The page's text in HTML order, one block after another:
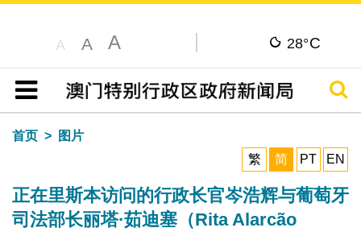
A A A 28°C
目录
搜寻
首页
图片
繁
简 PT EN
正在里斯本访问的行政长官岑浩辉与葡萄牙
司法部长丽塔·茹迪塞（Rita Alarcão